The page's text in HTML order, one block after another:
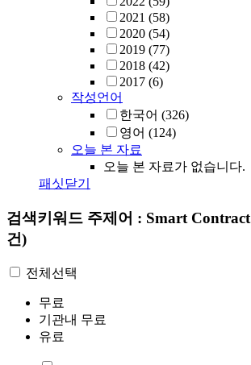
2021 (58)
2020 (54)
2019 (77)
2018 (42)
2017 (6)
작성언어
한국어 (326)
영어 (124)
오늘 본 자료
오늘 본 자료가 없습니다.
패싯닫기
검색키워드 주제어 : Smart Contract
건)
전체선택
무료
기관내 무료
유료